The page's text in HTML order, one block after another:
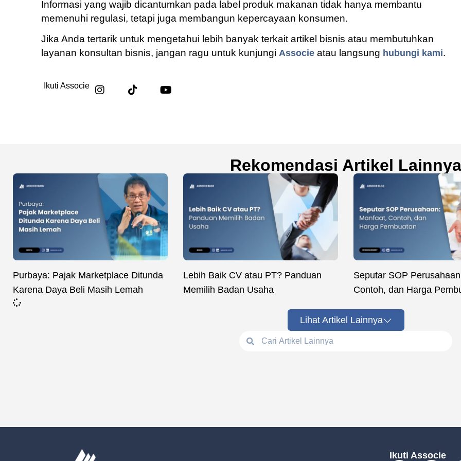
Informasi yang wajib dicantumkan pada label produk makanan tidak hanya membantu
memenuhi regulasi, tetapi juga membangun kepercayaan konsumen.
Jika Anda tertarik untuk mengetahui lebih banyak terkait artikel bisnis atau membutuhkan
layanan konsultan bisnis, jangan ragu untuk kunjungi Associe atau langsung hubungi kami.
Ikuti Associe
Rekomendasi Artikel Lainnya
Purbaya: Pajak Marketplace Ditunda
Karena Daya Beli Masih Lemah
Lebih Baik CV atau PT? Panduan
Memilih Badan Usaha
Seputar SOP
Contoh, dan Harga
Lihat Artikel Lainnya
Ikuti Associe